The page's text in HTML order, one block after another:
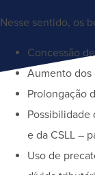
Nesse sentido, os
Concessão
Aumento dos
Prolongação
Possibilidade
e da CSLL –
Uso de